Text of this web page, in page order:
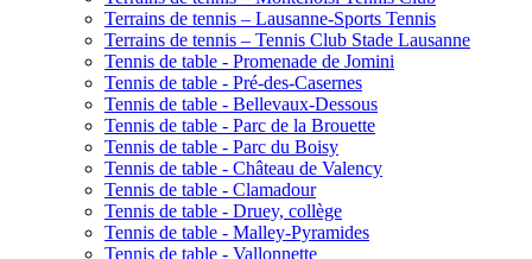
Terrains de tennis – Lausanne-Sports Tennis
Terrains de tennis – Tennis Club Stade Lausanne
Tennis de table - Promenade de Jomini
Tennis de table - Pré-des-Casernes
Tennis de table - Bellevaux-Dessous
Tennis de table - Parc de la Brouette
Tennis de table - Parc du Boisy
Tennis de table - Château de Valency
Tennis de table - Clamadour
Tennis de table - Druey, collège
Tennis de table - Malley-Pyramides
Tennis de table - Vallonnette